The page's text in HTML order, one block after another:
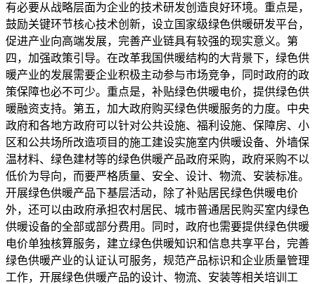
有必要从战略层面为企业的技术研发创造良好环境。重点是，
鼓励关键环节核心技术创新，设立国家级绿色供暖研发平台，
促进产业向高端发展，完善产业链具有较强的现实意义。第
四，加强政策引导。在改革我国供暖结构的大背景下，绿色供
暖产业的发展需要企业积极主动参与市场竞争，同时政府的政
策保障也必不可少。重点是，补贴绿色供暖电价，提供绿色供
暖融资支持。第五，加大政府购买绿色供暖服务的力度。中央
政府和各地方政府可以针对公共设施、福利设施、保障房、小
区和公共场所改造项目的施工建设实施室内供暖设备、外墙保
温材料、绿色建材等的绿色供暖产品政府采购，政府采购不以
低价为导向，而要严格质量、安全、设计、物流、安装标准。
开展绿色供暖产品下基层活动，除了补贴居民绿色供暖电价
外，还可以由政府承担农村居民、城市普通居民购买室内绿色
供暖设备的全部或部分费用。同时，政府也需要提供绿色供暖
电价单独核算服务，建立绿色供暖知识和信息共享平台，完善
绿色供暖产业的认证认可服务，规范产品标识和企业质量管理
工作，开展绿色供暖产品的设计、物流、安装等相关培训工